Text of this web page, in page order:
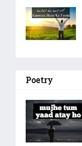
Poetry